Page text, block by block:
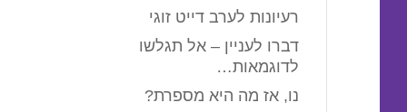
רעיונות לערב דייט זוגי
דברו לעניין – אל תגלשו
לדוגמאות…
נו, אז מה היא מספרת?